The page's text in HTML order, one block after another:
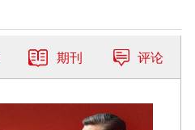
期刊 评论